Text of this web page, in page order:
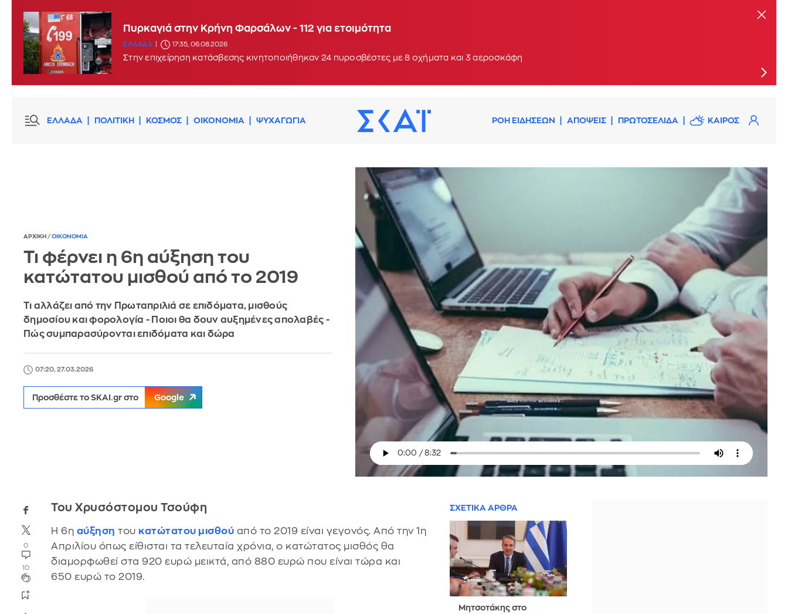
Μεγάλη φωτιά στη Σκύρο: Ενισχύθηκαν οι δυνάμεις - Σπεύδουν ακτοπλοϊκώς επιπλέον πυροσβέστες
Πυρκαγιά στην Κρήνη Φαρσάλων - 112 για ετοιμότητα
ΕΛΛΑΔΑ 17:35, 06.08.2026
Στην επιχείρηση κατάσβεσης κινητοποιήθηκαν 24 πυροσβέστες με 8 οχήματα και 3 αεροσκάφη
ΕΛΛΑΔΑ ΠΟΛΙΤΙΚΗ ΚΟΣΜΟΣ ΟΙΚΟΝΟΜΙΑ ΨΥΧΑΓΩΓΙΑ ΡΟΗ ΕΙΔΗΣΕΩΝ ΑΠΟΨΕΙΣ ΠΡΩΤΟΣΕΛΙΔΑ ΚΑΙΡΟΣ
ΑΡΧΙΚΗ / ΟΙΚΟΝΟΜΙΑ
Τι φέρνει η 6η αύξηση του
κατώτατου μισθού από το 2019
Τι αλλάζει από την Πρωταπριλιά σε επιδόματα, μισθούς
δημοσίου και φορολογία - Ποιοι θα δουν αυξημένες απολαβές -
Πώς συμπαρασύρονται επιδόματα και δώρα
07:20, 27.03.2026
Προσθέστε το SKAI.gr στο Google
0
10
Του Χρυσόστομου Τσούφη
Η 6η αύξηση του κατώτατου μισθού από το 2019 είναι γεγονός. Από την 1η
Απριλίου όπως είθισται τα τελευταία χρόνια, ο κατώτατος μισθός θα
διαμορφωθεί στα 920 ευρώ μεικτά, από 880 ευρώ που είναι τώρα και
650 ευρώ το 2019.
ΣΧΕΤΙΚΑ ΑΡΘΡΑ
Μητσοτάκης στο